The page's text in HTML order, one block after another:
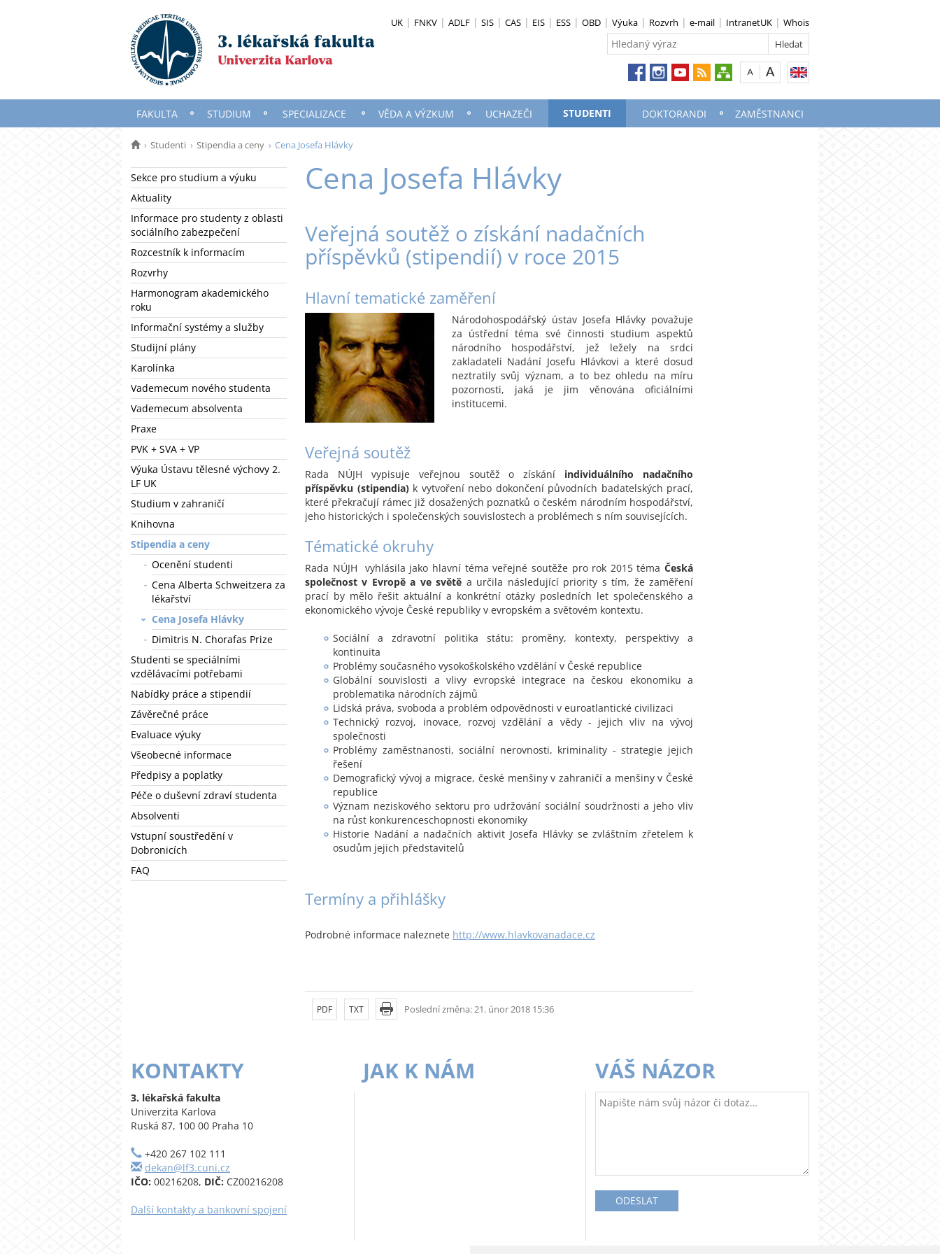
UK FNKV ADLF SIS CAS EIS ESS OBD Výuka Rozvrh e-mail IntranetUK Whois
FAKULTA STUDIUM SPECIALIZACE VĚDA A VÝZKUM UCHAZEČI STUDENTI DOKTORANDI ZAMĚSTNANCI
Studenti Stipendia a ceny Cena Josefa Hlávky
Sekce pro studium a výuku
Aktuality
Informace pro studenty z oblasti
sociálního zabezpečení
Rozcestník k informacím
Rozvrhy
Harmonogram akademického
roku
Informační systémy a služby
Studijní plány
Karolínka
Vademecum nového studenta
Vademecum absolventa
Praxe
PVK + SVA + VP
Výuka Ústavu tělesné výchovy 2.
LF UK
Studium v zahraničí
Knihovna
Stipendia a ceny
Ocenění studenti
Cena Alberta Schweitzera za
lékařství
Cena Josefa Hlávky
Dimitris N. Chorafas Prize
Studenti se speciálními
vzdělávacími potřebami
Nabídky práce a stipendií
Závěrečné práce
Evaluace výuky
Všeobecné informace
Předpisy a poplatky
Péče o duševní zdraví studenta
Absolventi
Vstupní soustředění v
Dobronicích
FAQ
Cena Josefa Hlávky
Veřejná soutěž o získání nadačních
příspěvků (stipendií) v roce 2015
Hlavní tematické zaměření
Národohospodářský ústav Josefa Hlávky považuje
za ústřední téma své činnosti studium aspektů
národního hospodářství, jež ležely na srdci
zakladateli Nadání Josefu Hlávkovi a které dosud
neztratily svůj význam, a to bez ohledu na míru
pozornosti, jaká je jim věnována oficiálními
institucemi.
Veřejná soutěž
Rada NÚJH vypisuje veřejnou soutěž o získání individuálního nadačního
příspěvku (stipendia)k vytvoření nebo dokončení původních badatelských prací,
které překračují rámec již dosažených poznatků o českém národním hospodářství,
jeho historických i společenských souvislostech a problémech s ním souvisejících.
Tématické okruhy
Rada NÚJH vyhlásila jako hlavní téma veřejné soutěže pro rok 2015 téma Česká
společnost v Evropě a ve světě a určila následující priority s tím, že zaměření
prací by mělo řešit aktuální a konkrétní otázky posledních let společenského a
ekonomického vývoje České republiky v evropském a světovém kontextu.
Sociální a zdravotní politika státu: proměny, kontexty, perspektivy a
kontinuita
Problémy současného vysokoškolského vzdělání v České republice
Globální souvislosti a vlivy evropské integrace na českou ekonomiku a
problematika národních zájmů
Lidská práva, svoboda a problém odpovědnosti v euroatlantické civilizaci
Technický rozvoj, inovace, rozvoj vzdělání a vědy - jejich vliv na vývoj
společnosti
Problémy zaměstnanosti, sociální nerovnosti, kriminality - strategie jejich
řešení
Demografický vývoj a migrace, české menšiny v zahraničí a menšiny v České
republice
Význam neziskového sektoru pro udržování sociální soudržnosti a jeho vliv
na růst konkurenceschopnosti ekonomiky
Historie Nadání a nadačních aktivit Josefa Hlávky se zvláštním zřetelem k
osudům jejich představitelů
Termíny a přihlášky
Podrobné informace naleznete http://www.hlavkovanadace.cz
Poslední změna: 21. únor 2018 15:36
PDF TXT
KONTAKTY
3. lékařská fakulta
Univerzita Karlova
Ruská 87, 100 00 Praha 10
+420 267 102 111
dekan@lf3.cuni.cz
IČO: 00216208, DIČ: CZ00216208
Další kontakty a bankovní spojení
JAK K NÁM VÁŠ NÁZOR